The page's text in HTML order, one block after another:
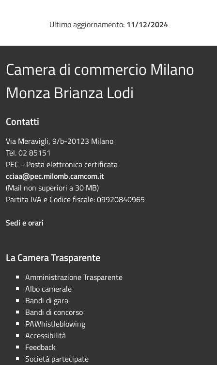
Ultimo aggiornamento: 11/12/2024
Camera di commercio Milano
Monza Brianza Lodi
Contatti
Via Meravigli, 9/b-20123 Milano
Tel. 02 85151
PEC - Posta elettronica certificata
cciaa@pec.milomb.camcom.it
(Mail non superiori a 30 MB)
Partita IVA e Codice fiscale: 09920840965
Sedi e orari
La Camera Trasparente
Amministrazione Trasparente
Albo camerale
Bandi di gara
Bandi di concorso
PAWhistleblowing
Accessibilità
Feedback
Società partecipate